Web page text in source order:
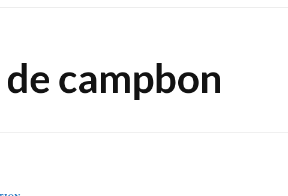
campbon